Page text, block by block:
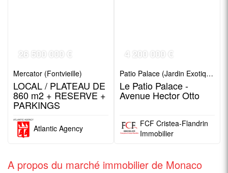
26 500 000 €
Mercator (Fontvieille)
LOCAL / PLATEAU DE
860 m2 + RESERVE +
PARKINGS
Atlantic Agency
4 200 000 €
Patio Palace (Jardin Exotique)
Le Patio Palace -
Avenue Hector Otto
FCF Cristea-Flandrin
Immobilier
A propos du marché immobilier de Monaco